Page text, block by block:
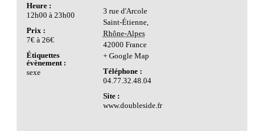
Heure :
12h00 à 23h00
Prix :
7€ à 26€
Étiquettes
évènement :
sexe
3 rue d'Arcole
Saint-Étienne,
Rhône-Alpes
42000 France
+ Google Map
Téléphone :
04.77.32.48.04
Site :
www.doubleside.fr